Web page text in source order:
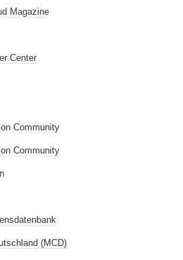
Magazine
Center
Community
Community
(MCD)